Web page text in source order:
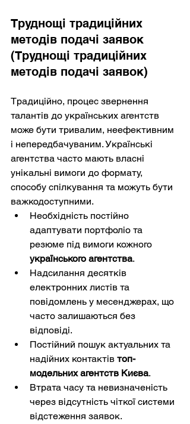
Труднощі традиційних
методів подачі заявок
(Труднощі традиційних
методів подачі заявок)
Традиційно, процес звернення
талантів до українських агентств
може бути тривалим, неефективним
і непередбачуваним. Українські
агентства часто мають власні
унікальні вимоги до формату,
способу спілкування та можуть бути
важкодоступними.
Необхідність постійно
адаптувати портфоліо та
резюме під вимоги кожного
українського агентства.
Надсилання десятків
електронних листів та
повідомлень у месенджерах, що
часто залишаються без
відповіді.
Постійний пошук актуальних та
надійних контактів топ-
модельних агентств Києва.
Втрата часу та невизначеність
через відсутність чіткої системи
відстеження заявок.